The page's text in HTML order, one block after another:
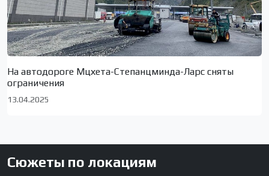
На автодороге Мцхета-Степанцминда-Ларс сняты
ограничения
13.04.2025
Сюжеты по локациям